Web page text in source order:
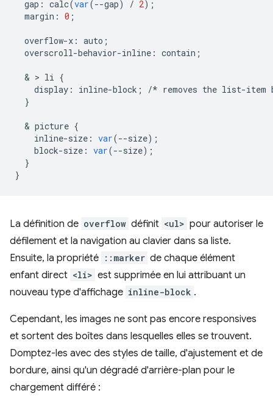
gap : calc(var(--gap) / 2);
margin : 0 ;
overflow-x : auto ;
overscroll-behavior-inline : contain ;
  & >
li {
display : inline-block ; /* removes the list-item
}
  &
picture {
inline-size : var(--size);
block-size : var(--size);
}
}
La définition de overflow définit <ul> pour autoriser le
défilement et la navigation au clavier dans sa liste.
Ensuite, la propriété ::marker de chaque élément
enfant direct <li> est supprimée en lui attribuant un
nouveau type d'affichage inline-block .
Cependant, les images ne sont pas encore responsives
et sortent des boîtes dans lesquelles elles se trouvent.
Domptez-les avec des styles de taille, d'ajustement et de
bordure, ainsi qu'un dégradé d'arrière-plan pour le
chargement différé :